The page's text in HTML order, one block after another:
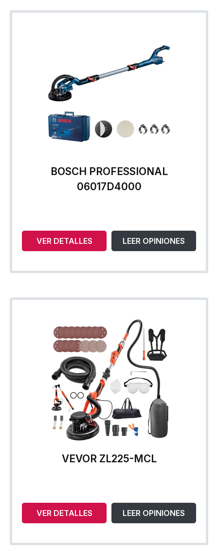
BOSCH PROFESSIONAL
06017D4000
VER DETALLES LEER OPINIONES
VEVOR ZL225-MCL
VER DETALLES LEER OPINIONES